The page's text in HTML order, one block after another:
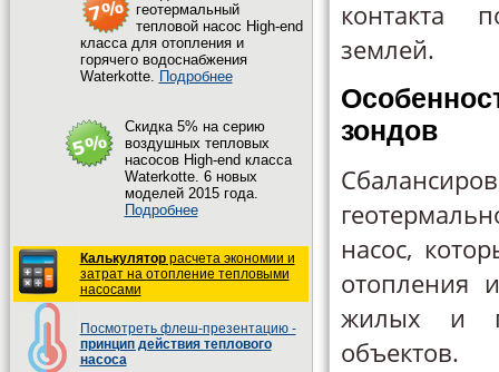
геотермальный
тепловой насос High-end
класса для отопления и
горячего водоснабжения
Waterkotte. Подробнее
Cкидка 5% на серию
воздушных тепловых
насосов High-end класса
Waterkotte. 6 новых
моделей 2015 года.
Подробнее
Калькуляторрасчета экономии и
затрат на отопление тепловыми
насосами
Посмотреть флеш-презентацию -
принцип действия теплового
насоса
контакта
землей.
зондов
насос,
отопления
жилых и
объектов.